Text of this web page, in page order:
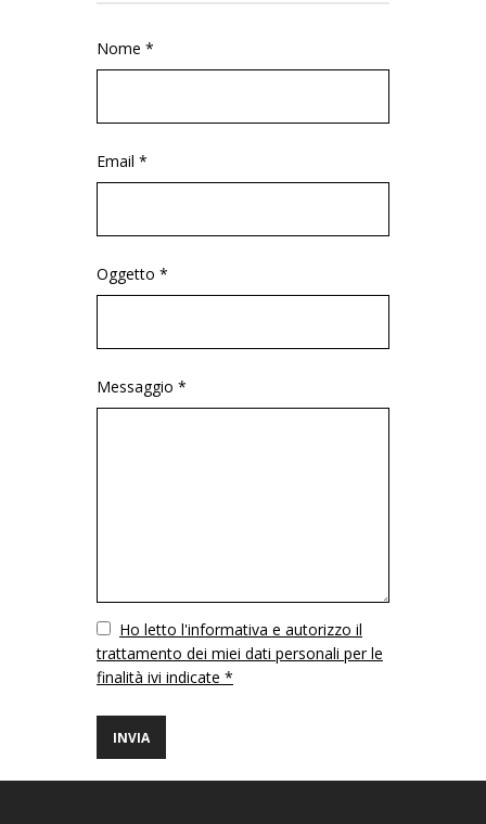
Nome *
Email *
Oggetto *
Messaggio *
VuotoHo letto l'informativa e autorizzo il
trattamento dei miei dati personali per le
finalità ivi indicate *